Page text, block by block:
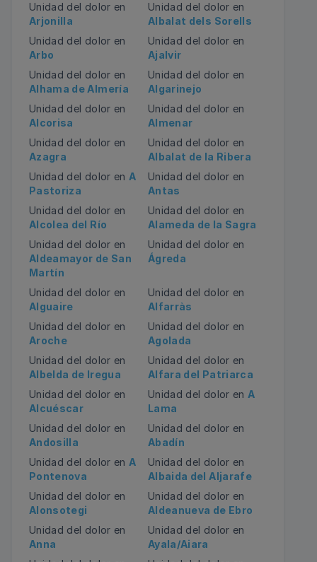
Unidad del dolor en
Arjonilla
Unidad del dolor en
Albalat dels Sorells
Unidad del dolor en
Arbo
Unidad del dolor en
Ajalvir
Unidad del dolor en
Alhama de Almería
Unidad del dolor en
Algarinejo
Unidad del dolor en
Alcorisa
Unidad del dolor en
Almenar
Unidad del dolor en
Azagra
Unidad del dolor en
Albalat de la Ribera
Unidad del dolor en A
Pastoriza
Unidad del dolor en
Antas
Unidad del dolor en
Alcolea del Río
Unidad del dolor en
Alameda de la Sagra
Unidad del dolor en
Aldeamayor de San
Martín
Unidad del dolor en
Ágreda
Unidad del dolor en
Alguaire
Unidad del dolor en
Alfarràs
Unidad del dolor en
Aroche
Unidad del dolor en
Agolada
Unidad del dolor en
Albelda de Iregua
Unidad del dolor en
Alfara del Patriarca
Unidad del dolor en
Alcuéscar
Unidad del dolor en A
Lama
Unidad del dolor en
Andosilla
Unidad del dolor en
Abadín
Unidad del dolor en A
Pontenova
Unidad del dolor en
Albaida del Aljarafe
Unidad del dolor en
Alonsotegi
Unidad del dolor en
Aldeanueva de Ebro
Unidad del dolor en
Anna
Unidad del dolor en
Ayala/Aiara